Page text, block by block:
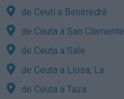
de Ceutí a Benirredrà
de Ceuta a San Clemente
de Ceuta a Sale
de Ceuta a Llosa, La
de Ceuta a Taza